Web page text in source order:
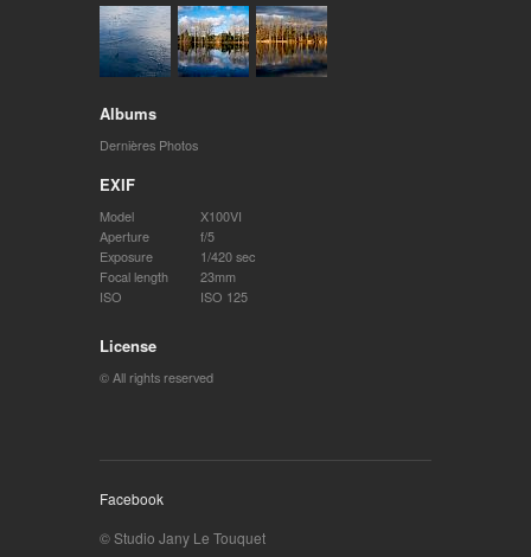
Albums
Dernières Photos
EXIF
Model
X100VI
Aperture
f/5
Exposure
1/420 sec
Focal length
23mm
ISO
ISO 125
License
© All rights reserved
Facebook
© Studio Jany Le Touquet